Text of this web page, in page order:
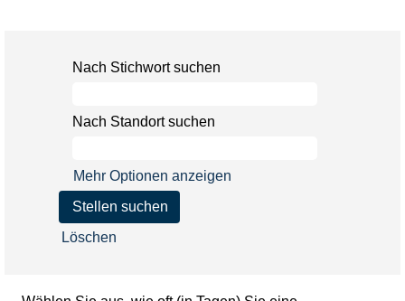
Nach Stichwort suchen
Nach Standort suchen
Mehr Optionen anzeigen
Löschen